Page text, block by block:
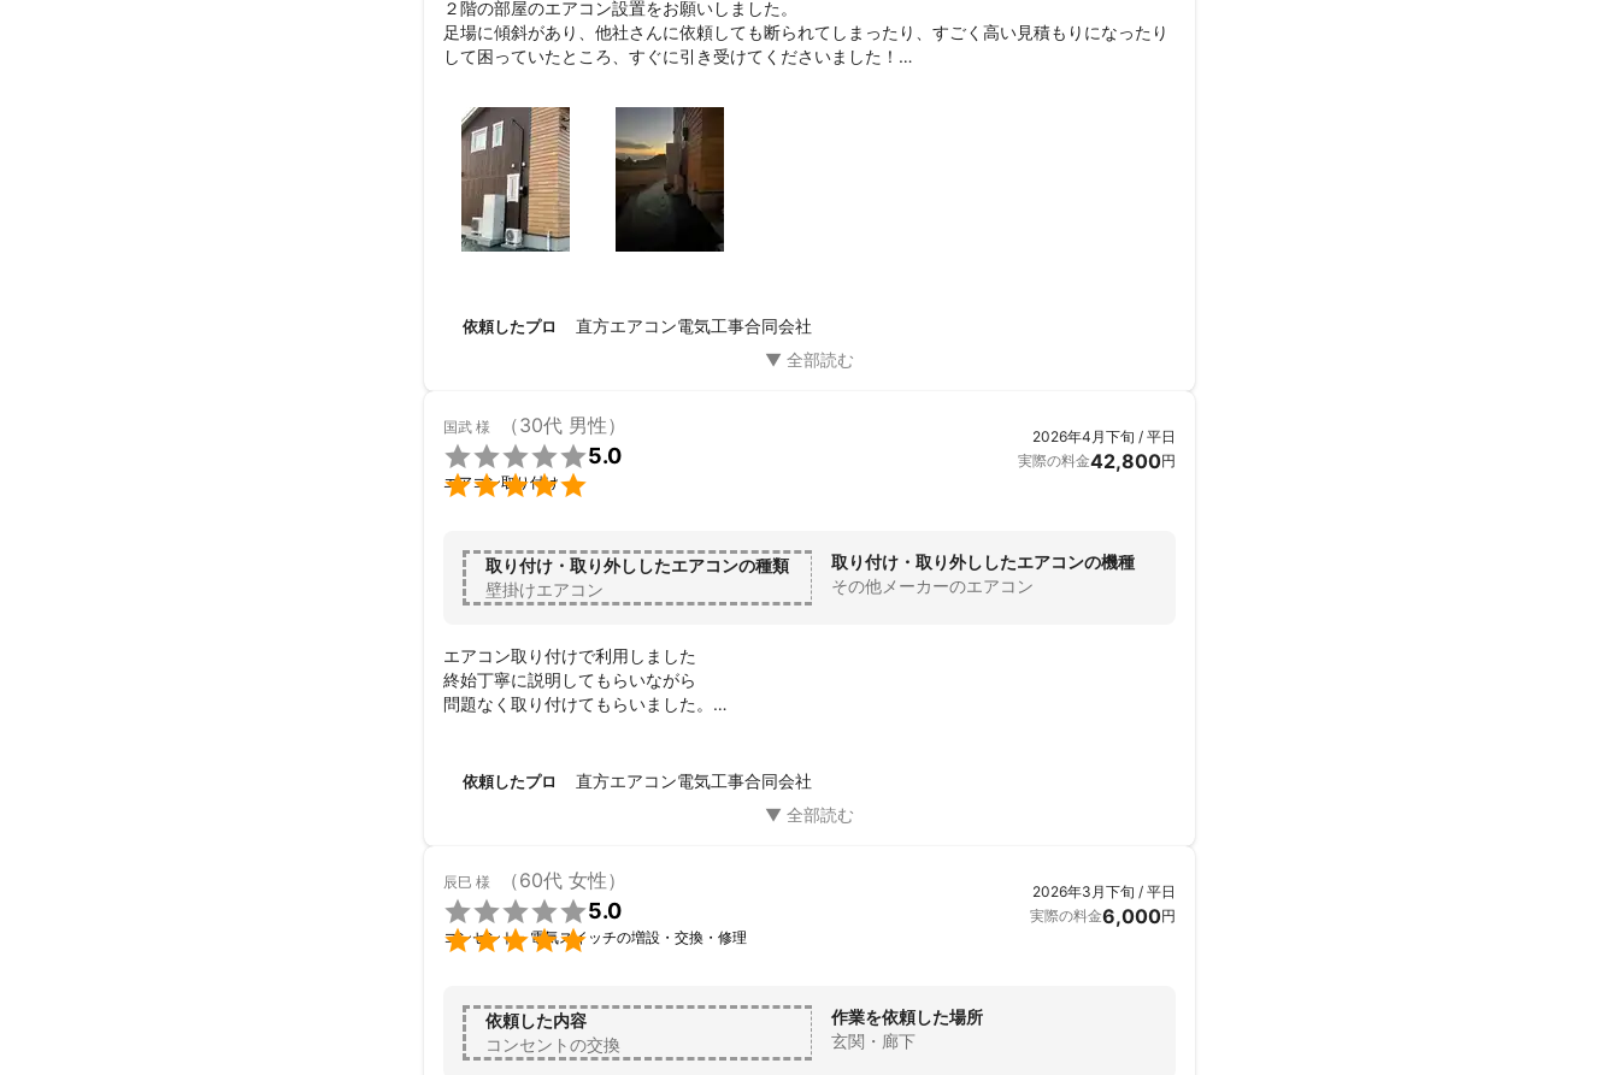
２階の部屋のエアコン設置をお願いしました。
足場に傾斜があり、他社さんに依頼しても断られてしまったり、すごく高い見積もりになったり
して困っていたところ、すぐに引き受けてくださいました！
もしっかりしてくれる声を聞き、安心しました。（その後無事に暖房が機能しました！）
当日、きちんと測量してから再度見積もりをとってもらったことで、事前の見積もりよりも安く
なり、ありがたかったです。
お人柄もよく、話した感じも素敵でした。
ぜひまたお願いしたいと思います！
依頼したプロ 直方エアコン電気工事合同会社
国武 様 （30代 男性）


5.0
エアコン取り付け
2026年4月下旬 / 平日
実際の料金42,800円
取り付け・取り外ししたエアコンの種類
壁掛けエアコン
取り付け・取り外ししたエアコンの機種
その他メーカーのエアコン
エアコン取り付けで利用しました
終始丁寧に説明してもらいながら
問題なく取り付けてもらいました。
依頼したプロ 直方エアコン電気工事合同会社
辰巳 様 （60代 女性）


5.0
コンセント・電気スイッチの増設・交換・修理
2026年3月下旬 / 平日
実際の料金6,000円
依頼した内容
コンセントの交換
作業を依頼した場所
玄関・廊下